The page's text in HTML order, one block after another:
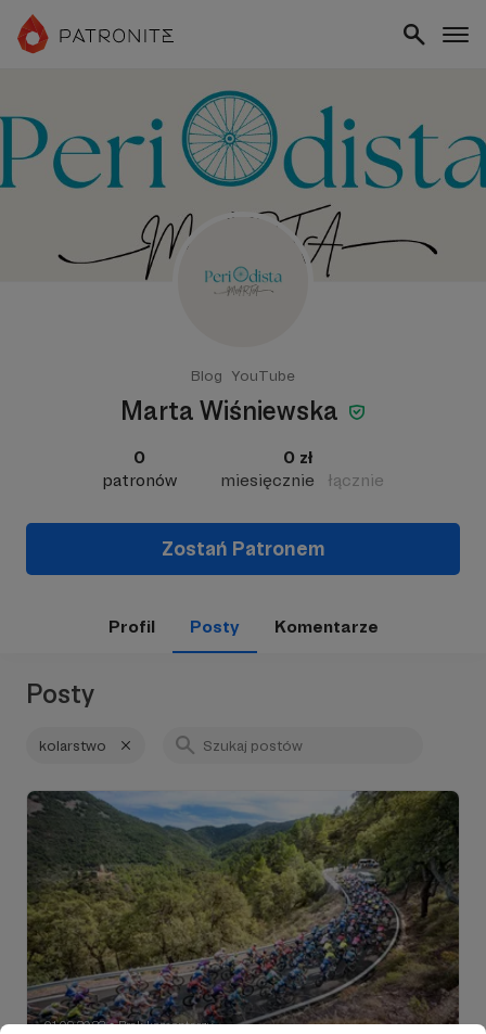
Blog YouTube
Marta Wiśniewska
0
patronów
0 zł
miesięcznie
łącznie
Zostań Patronem
Profil Posty Komentarze
Posty
kolarstwo
01.09.2023 ● Brak komentarzy